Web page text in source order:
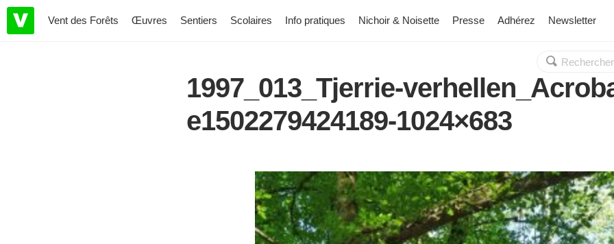
Vent des Forêts Œuvres Sentiers Scolaires Info pratiques Nichoir & Noisette Presse Adhérez Newsletter
Rechercher :
OK
1997_013_Tjerrie-
e1502279424189-1024×683